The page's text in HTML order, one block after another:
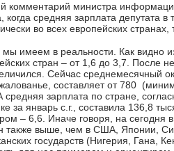
комментарий министра
средняя зарплата депутата
во всех европейских
имеем в реальности. Как видно
стран – от 1,6 до 3,7. После
Сейчас среднемесячный
составляет от 780
средняя зарплата по стране,
за январь с.г., составила 136,8
– 6,6. Иначе говоря, на сегодня
также выше, чем в США, Японии,
государств (Нигерия, Гана,